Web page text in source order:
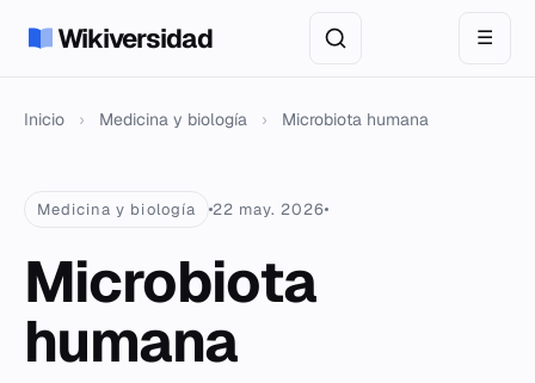
Wikiversidad ☰
Inicio › Medicina y biología › Microbiota humana
Medicina y biología 22 may. 2026
Microbiota
humana